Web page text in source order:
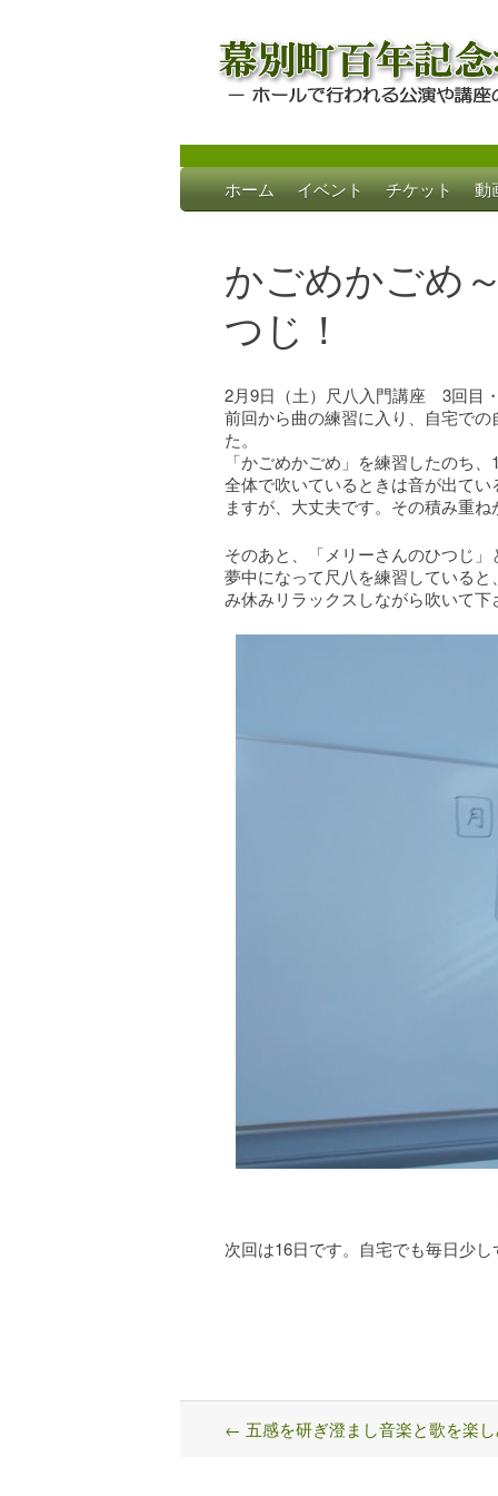
幕別町百年記
ホールで行われる公演や講座のご案内
Skip
to
ホーム イベント チケット 動
かごめかごめ
つじ！
2月9日（土）尺八入門講座 3回目
前回から曲の練習に入り、自宅で
た。
「かごめかごめ」を練習したのち
全体で吹いているときは音が出て
ますが、大丈夫です。その積み重
そのあと、「メリーさんのひつじ」
夢中になって尺八を練習している
み休みリラックスしながら吹いて下
次回は16日です。自宅でも毎日少
Post
← 五感を研ぎ澄まし音楽と歌を楽し